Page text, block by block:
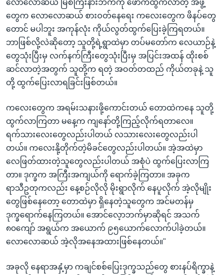
လောလောဆယ် မြစ်ကြီးနားဘက်ကို ဖောက်ထွက်လာတဲ့ အဖွဲ့
တွေက လောလောဆယ် စားဝတ်နေရေး ကလေးတွေက ဖိနပ်တွေ
တောင် မပါဘူး အကုန်လုံး ကိုယ်လွတ်ထွက်ပြေးခဲ့ကြရတယ်။
ဘာဖြစ်လို့လဲဆိုတော့ သူတို့ရဲ့ရွာထဲမှာ တပ်မတော်က လေယာဉ်နဲ့
တွေသုံးပြီးမှ လက်နက်ကြီးတွေသုံးပြီးမှ အပြင်းအထန် ထိုးစစ်
ဆင်လာတဲ့အတွက် သူတို့က ရတဲ့ အဝတ်တထည် ကိုယ်တခုနဲ့ သူ
တို့ ထွက်ပြေးလာရခြင်းဖြစ်တယ်။
ကလေးတွေက အရမ်းသနားဖို့ကောင်းတယ် တောထဲကနေ သူတို့
ထွက်လာကြတာ မနေ့က ကျနော်တို့ကြည့်လိုက်ရတာလေ။
ရက်သားလေးတွေလည်းပါတယ် လသားလေးတွေလည်းပါ
တယ်။ ကလေးနို့တိုက်တဲ့မိခင်တွေလည်းပါတယ်။ အဲ့အထဲမှာ
လေဖြတ်ထားတဲ့သူတွေလည်းပါတယ် အစုံပဲ ထွက်ပြေးလာကြ
တာ။ ဒုက္ခက အကြီးအကျယ်ကို ရောက်ခဲ့ကြတာ။ အခုက
ရာသီဥတုကလည်း နေ့စဉ်လိုလို မိုးရွာလိုက် နေပူလိုက် အဲ့လိုမျိုး
တွေဖြစ်နေတော့ တောထဲမှာ ရှိနေတဲ့သူတွေက အင်မတန်မှ
ဒုက္ခရောက်နေကြတယ်။ အောင်လေ့ာဘက်မှာဆိုရင် အသက်
၈၀ကျော် အရွယ်က အယောက် ၉၅ယောက်လောက်ပါခဲ့တယ်။
လောလောဆယ် အဲ့လိုအနေအထားဖြစ်နေတယ်။"
အခုလို နေရာအနှံ့မှာ ကချင်စစ်ပြေးဒုက္ခသည်တွေ စားနပ်ရိက္ခာနဲ့